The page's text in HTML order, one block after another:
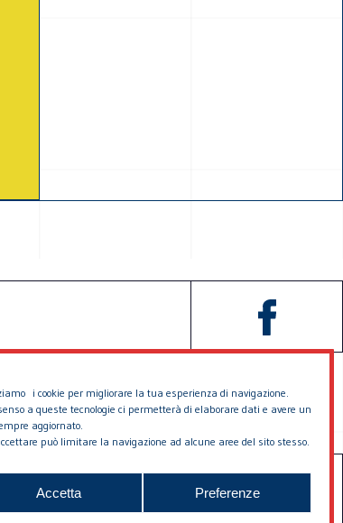
i cookie per migliorare la tua esperienza di navigazione.
a queste tecnologie ci permetterà di elaborare dati e avere un
aggiornato.
può limitare la navigazione ad alcune aree del sito stesso.
Accetta Preferenze
SOSTIENICI CONTATTACI